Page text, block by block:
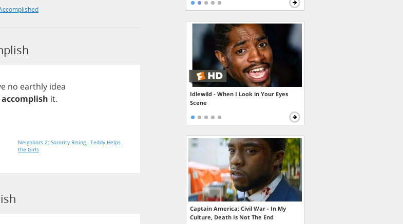
no earthly idea
accomplish it.
Neighbors 2: Sorority Rising - Teddy Helps
the Girls
Idlewild - When I Look in Your Eyes
Scene
Captain America: Civil War - In My
Culture, Death Is Not The End